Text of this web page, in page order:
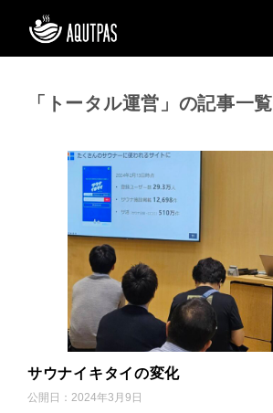
「トータル運営」の記事一覧
サウナイキタイの変化
公開日： 2024年3月9日